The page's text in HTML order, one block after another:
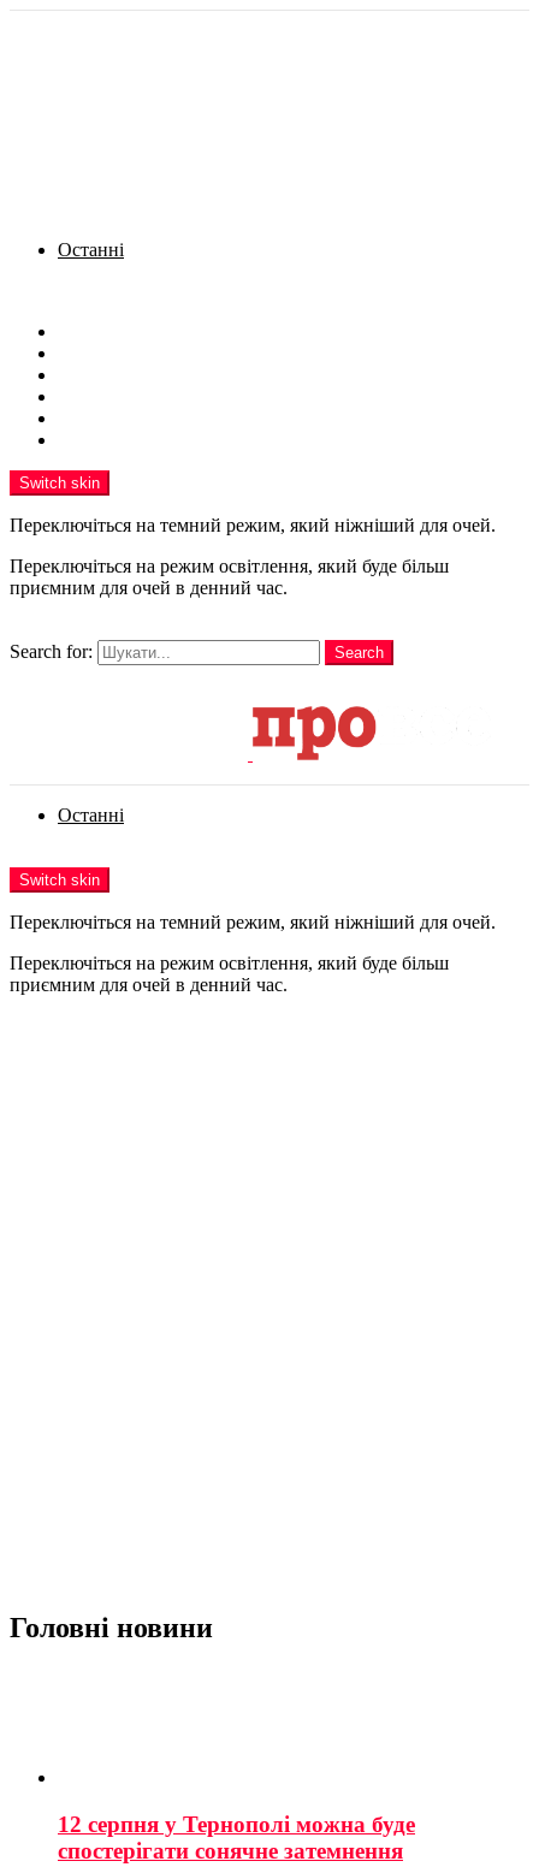
Останні
Switch skin
Переключіться на темний режим, який ніжніший для очей.
Переключіться на режим освітлення, який буде більш
приємним для очей в денний час.
Search for:
Search
Останні
Switch skin
Переключіться на темний режим, який ніжніший для очей.
Переключіться на режим освітлення, який буде більш
приємним для очей в денний час.
Головні новини
12 серпня у Тернополі можна буде
спостерігати сонячне затемнення